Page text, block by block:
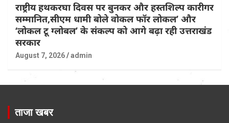
राष्ट्रीय हथकरघा दिवस पर बुनकर और हस्तशिल्प कारीगर
सम्मानित,सीएम धामी बोले वोकल फॉर लोकल’ और
‘लोकल टू ग्लोबल’ के संकल्प को आगे बढ़ा रही उत्तराखंड
सरकार
August 7, 2026 admin
ताजा खबर